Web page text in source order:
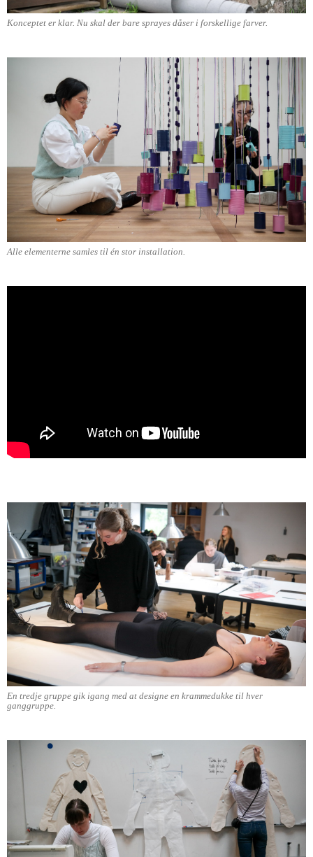
Konceptet er klar. Nu skal der bare sprayes dåser i forskellige farver.
Alle elementerne samles til én stor installation.
En tredje gruppe gik igang med at designe en krammedukke til hver
ganggruppe.